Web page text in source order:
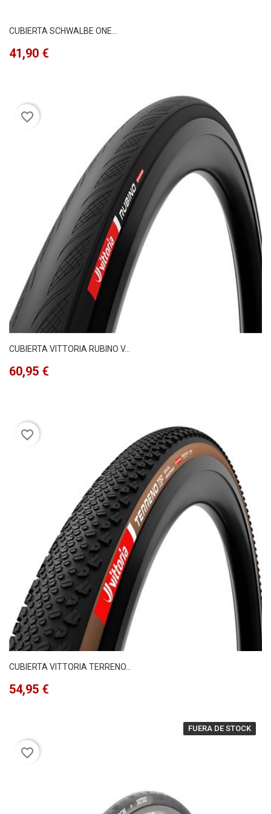
CUBIERTA SCHWALBE ONE...
Precio
41,90 €
favorite_border
CUBIERTA VITTORIA RUBINO V...
Precio
60,95 €
favorite_border
CUBIERTA VITTORIA TERRENO...
Precio
54,95 €
FUERA DE STOCK
favorite_border